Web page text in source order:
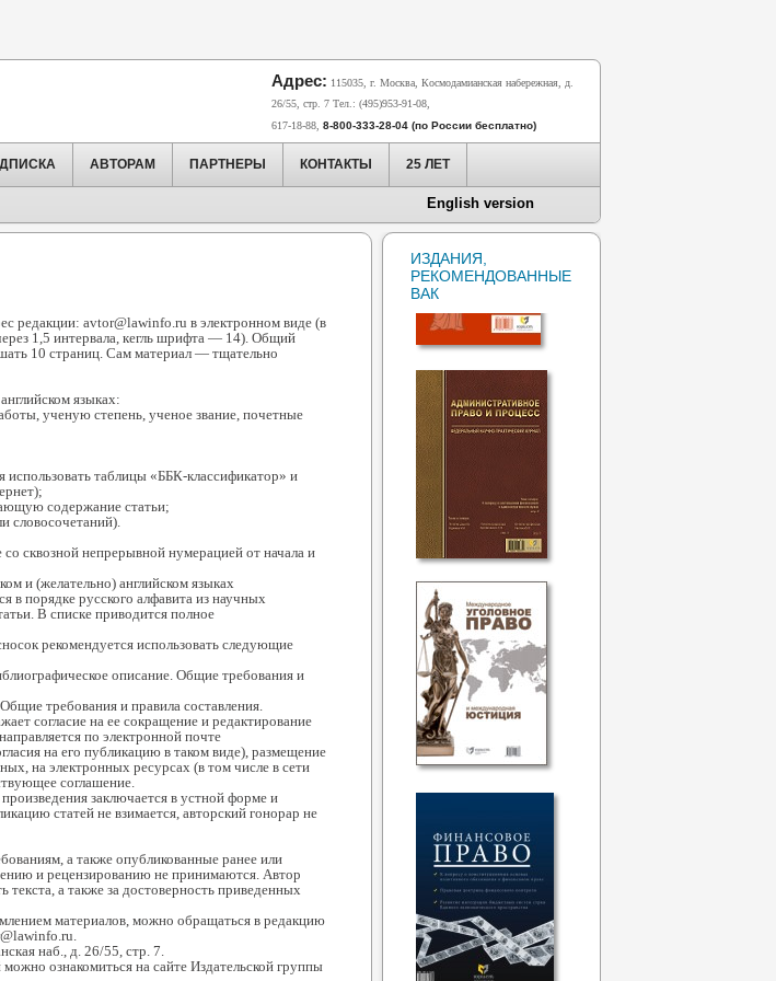
Адрес: 115035, г. Москва, Космодамианская набережная, д.
26/55, стр. 7 Тел.: (495)953-91-08,
617-18-88, 8-800-333-28-04 (по России бесплатно)
АВТОРАМ ПАРТНЕРЫ КОНТАКТЫ 25 ЛЕТ
English version
редакции: avtor@lawinfo.ru в электронном виде (в
1,5 интервала, кегль шрифта — 14). Общий
10 страниц. Сам материал — тщательно
языках:
ученую степень, ученое звание, почетные
таблицы «ББК-классификатор» и
содержание статьи;
словосочетаний).
сквозной непрерывной нумерацией от начала и
и (желательно) английском языках
в порядке русского алфавита из научных
В списке приводится полное
рекомендуется использовать следующие
описание. Общие требования и
требования и правила составления.
согласие на ее сокращение и редактирование
по электронной почте
на его публикацию в таком виде), размещение
на электронных ресурсах (в том числе в сети
соглашение.
заключается в устной форме и
статей не взимается, авторский гонорар не
а также опубликованные ранее или
и рецензированию не принимаются. Автор
текста, а также за достоверность приведенных
материалов, можно обращаться в редакцию
наб., д. 26/55, стр. 7.
ознакомиться на сайте Издательской группы
ИЗДАНИЯ,
РЕКОМЕНДОВАННЫЕ
ВАК